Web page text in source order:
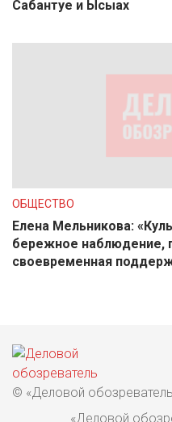
Сабантуе и Ысыах
ОБЩЕСТВО
Елена Мельникова:
бережное наблюдение,
своевременная
© «Деловой
«Деловой